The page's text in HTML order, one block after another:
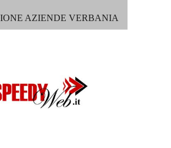
AZIENDE VERBANIA